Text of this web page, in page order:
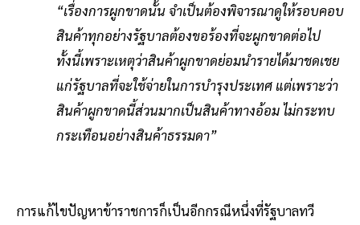
“เรื่องการผูกขาดนั้น จำเป็นต้องพิจารณาดูให้รอบคอบ
สินค้าทุกอย่างรัฐบาลต้องขอร้องที่จะผูกขาดต่อไป
ทั้งนี้เพราะเหตุว่าสินค้าผูกขาดย่อมนำรายได้มาชดเชย
แก่รัฐบาลที่จะใช้จ่ายในการบำรุงประเทศ แต่เพราะว่า
สินค้าผูกขาดนี้ส่วนมากเป็นสินค้าทางอ้อม ไม่กระทบ
กระเทือนอย่างสินค้าธรรมดา”
การแก้ไขปัญหาข้าราชการก็เป็นอีกกรณีหนึ่งที่รัฐบาลทวี